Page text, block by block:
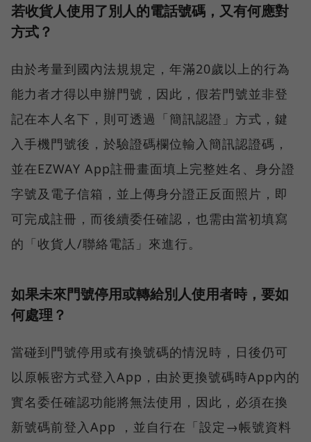
若收貨人使用了別人的電話號碼，又有何應對
方式？
由於考量到國內法規規定，年滿20歲以上的行為
能力者才得以申辦門號，因此，假若門號並非登
記在本人名下，則可透過「簡訊認證」方式，鍵
入手機門號後，於驗證碼欄位輸入簡訊認證碼，
並在EZWAY App註冊畫面填上完整姓名、身分證
字號及電子信箱，並上傳身分證正反面照片，即
可完成註冊，而後續委任確認，也需由當初填寫
的「收貨人/聯絡電話」來進行。
如果未來門號停用或轉給別人使用者時，要如
何處理？
當碰到門號停用或有換號碼的情況時，日後仍可
以原帳密方式登入App，由於更換號碼時App內的
實名委任確認功能將無法使用，因此，必須在換
新號碼前登入App ，並自行在「設定→帳號資料